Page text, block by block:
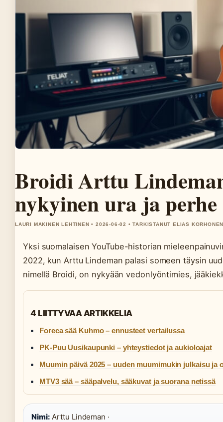
Broidi Arttu
nykyinen ura ja perhe
LAURI MAKINEN LEHTINEN • 2026-06-02 • TARKISTANUT ELIAS
Yksi suomalaisen YouTube-historian
2022, kun Arttu Lindeman palasi someen täysin
nimellä Broidi, on nykyään vedonlyöntimies,
4 LIITTYVAA ARTIKKELIA
Foreca sää Kuhmo – ennusteet vertailussa
PK-Puu Uusikaupunki – yhteystiedot ja aukioloajat
Muumin päivä 2025 – uuden muumimukin julkaisu ja
MTV3 sää – sääpalvelu, sääkuvat ja suorana netissä
Nimi: Arttu Lindeman ·